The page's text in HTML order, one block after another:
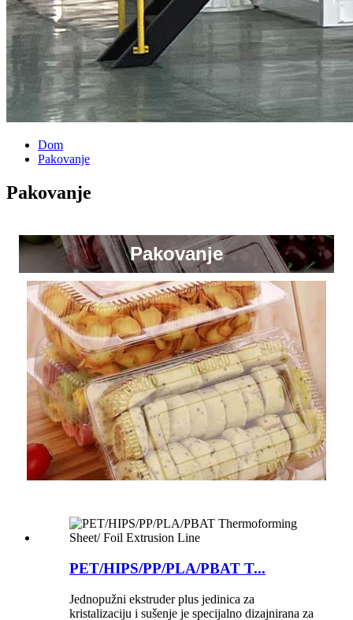
Dom
Pakovanje
Pakovanje
Pakovanje
PET/HIPS/PP/PLA/PBAT T...
Jednopužni ekstruder plus jedinica za
kristalizaciju i sušenje je specijalno dizajnirana za